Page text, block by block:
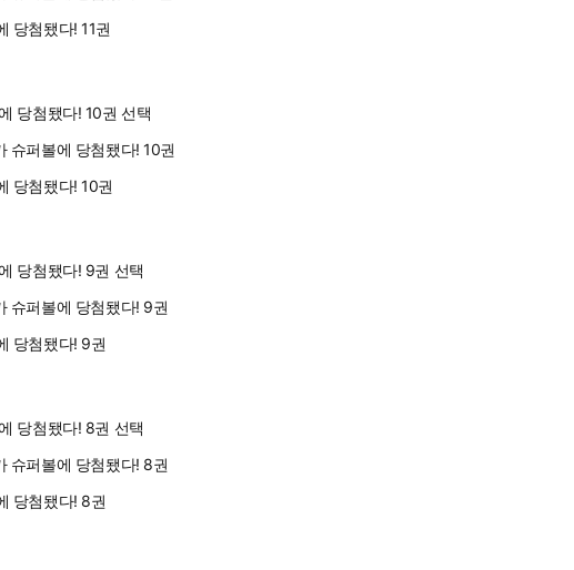
당첨됐다! 11권
당첨됐다! 10권 선택
당첨됐다! 10권
당첨됐다! 9권 선택
당첨됐다! 9권
당첨됐다! 8권 선택
당첨됐다! 8권